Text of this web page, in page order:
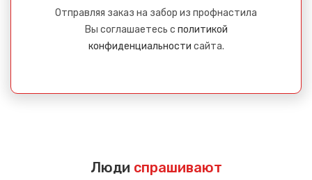
Отправляя заказ на забор из профнастила
Вы соглашаетесь с политикой
конфиденциальности сайта.
Люди спрашивают